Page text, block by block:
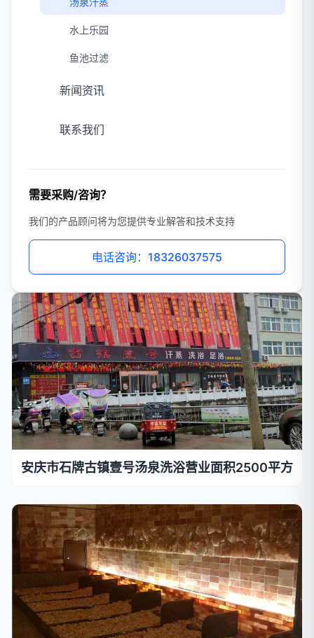
水上乐园
鱼池过滤
新闻资讯
联系我们
需要采购/咨询？
我们的产品顾问将为您提供专业解答和技术支持
电话咨询：18326037575
安庆市石牌古镇壹号汤泉洗浴营业面积2500平方